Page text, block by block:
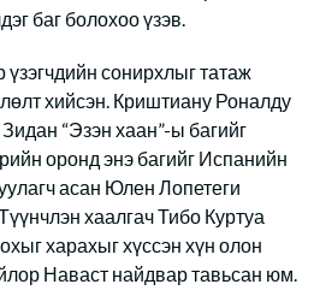
баг болохоо үзэв.
үзэгчдийн сонирхлыг татаж
хийсэн. Криштиану Роналду
“Эзэн хаан”-ы багийг
оронд энэ багийг Испанийн
асан Юлен Лопетеги
хаалгач Тибо Куртуа
харахыг хүссэн хүн олон
Наваст найдвар тавьсан юм.